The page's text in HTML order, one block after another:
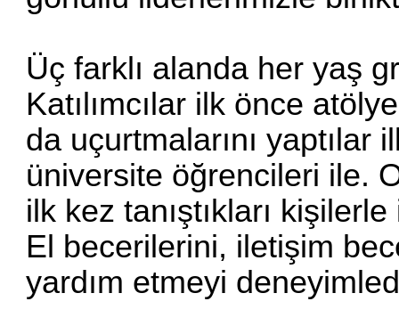
Üç farklı alanda her yaş
Katılımcılar ilk önce
da uçurtmalarını yaptılar
üniversite öğrencileri ile.
ilk kez tanıştıkları
El becerilerini, iletişim
yardım etmeyi